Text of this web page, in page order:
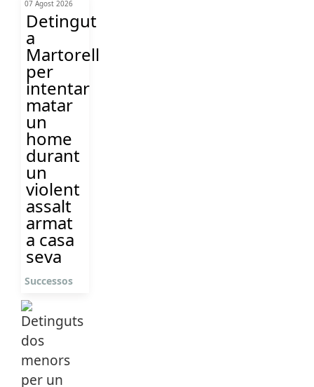
07 Agost 2026
Detingut
a
Martorell
per
intentar
matar
un
home
durant
un
violent
assalt
armat
a casa
seva
Successos